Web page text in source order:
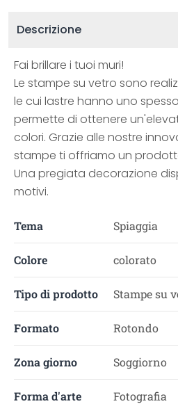
Descrizione
Fai brillare i tuoi muri!
Le stampe su vetro sono
le cui lastre hanno uno
permette di ottenere
colori. Grazie alle nostre
stampe ti offriamo un
Una pregiata decorazione
motivi.
Tema Spiaggia
Colore colorato
Tipo di prodotto Stampe su
Formato Rotondo
Zona giorno Soggiorno
Forma d'arte Fotografia